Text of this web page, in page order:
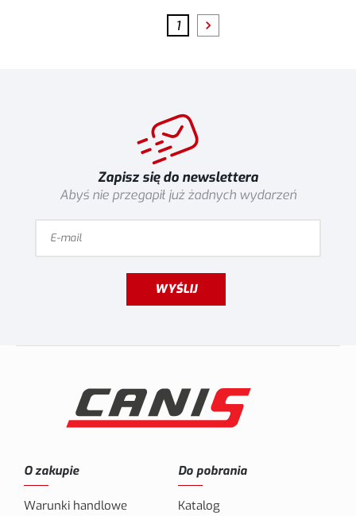
1
Zapisz się do newslettera
Abyś nie przegapił już żadnych wydarzeń
WYŚLIJ
O zakupie
Warunki handlowe
Do pobrania
Katalog